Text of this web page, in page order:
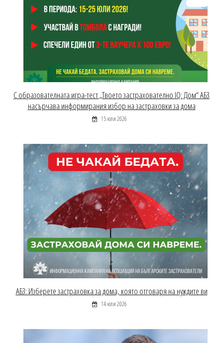
С образователната игра-тест „Твоето застрахователно IQ: Дом“ АБЗ
насърчава информирания избор на застраховки за дома
15 юли 2026
АБЗ: Изберете застраховка за дома, която отговаря на нуждите ви
14 юли 2026